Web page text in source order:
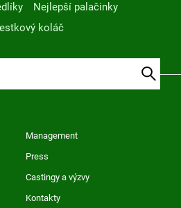
Nejlepší palačinky
koláč
Management
Press
Castingy a výzvy
Kontakty